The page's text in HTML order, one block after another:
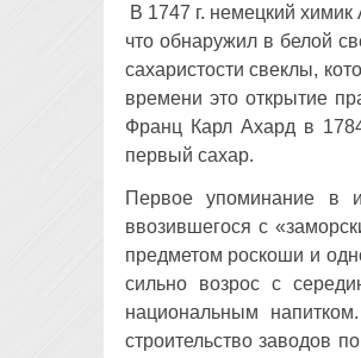
В 1747 г. немецкий
что обнаружил в белой
сахаристости свеклы,
времени это открытие
Франц Карл Ахард в
первый сахар.
Первое упоминание в
ввозившегося с
предметом роскоши и
сильно возрос с
национальным
строительство заводов